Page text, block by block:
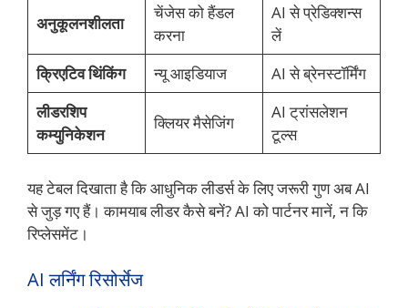
अनुकूलनशीलता
चेंजेस को हैंडल
करना
AI से प्रेडिक्शन्स
लें
क्रिएटिव थिंकिंग
न्यू आइडियाज
AI से ब्रेनस्टॉर्मिंग
लीडरशिप
कम्युनिकेशन
क्लियर मैसेजिंग
AI ट्रांसलेशन
टूल्स
यह टेबल दिखाता है कि आधुनिक लीडर्स के लिए जरूरी गुण अब AI
से जुड़ गए हैं। कामयाब लीडर कैसे बनें? AI को पार्टनर मानें, न कि
रिप्लेसमेंट।
AI लर्निंग रिसोर्सेज